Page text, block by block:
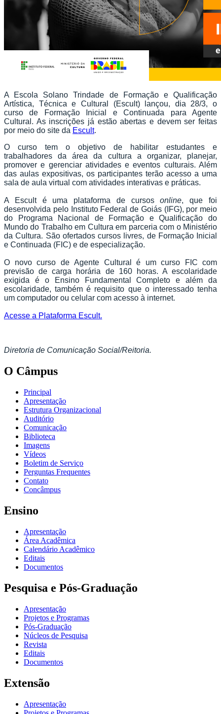
A Escola Solano Trindade de Formação e Qualificação
Artística, Técnica e Cultural (Escult) lançou, dia 28/3, o
curso de Formação Inicial e Continuada para Agente
Cultural. As inscrições já estão abertas e devem ser feitas
por meio do site da Escult.
O curso tem o objetivo de habilitar estudantes e
trabalhadores da área da cultura a organizar, planejar,
promover e gerenciar atividades e eventos culturais. Além
das aulas expositivas, os participantes terão acesso a uma
sala de aula virtual com atividades interativas e práticas.
A Escult é uma plataforma de cursosonline, que foi
desenvolvida pelo Instituto Federal de Goiás (IFG), por meio
do Programa Nacional de Formação e Qualificação do
Mundo do Trabalho em Cultura em parceria com o Ministério
da Cultura. São ofertados cursos livres, de Formação Inicial
e Continuada (FIC) e de especialização.
O novo curso de Agente Cultural é um curso FIC com
previsão de carga horária de 160 horas. A escolaridade
exigida é o Ensino Fundamental Completo e além da
escolaridade, também é requisito que o interessado tenha
um computador ou celular com acesso à internet.
Acesse a Plataforma Escult.
Diretoria de Comunicação Social/Reitoria.
O Câmpus
Principal
Apresentação
Estrutura Organizacional
Auditório
Comunicação
Biblioteca
Imagens
Vídeos
Boletim de Serviço
Perguntas Frequentes
Contato
Concâmpus
Ensino
Apresentação
Área Acadêmica
Calendário Acadêmico
Editais
Documentos
Pesquisa e Pós-Graduação
Apresentação
Projetos e Programas
Pós-Graduação
Núcleos de Pesquisa
Revista
Editais
Documentos
Extensão
Apresentação